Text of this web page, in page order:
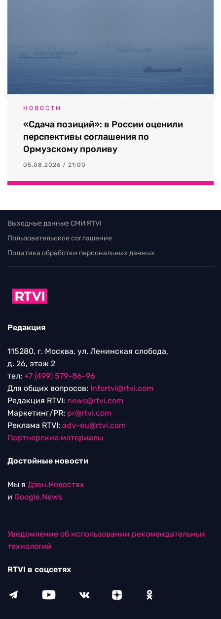
НОВОСТИ
«Сдача позиций»: в России оценили
перспективы соглашения по
Ормузскому проливу
05.08.2026 / 21:00
Выходные данные СМИ RTVI
Пользовательское соглашение
Политика обработки персональных данных
Редакция
115280, г. Москва, ул. Ленинская слобода,
д. 26, этаж 2
тел: +7 (499) 579-86-96
Для общих вопросов: Infortvi@rtvi.com
Редакция RTVI: news@rtvi.com
Маркетинг/PR: pr@rtvi.com
Реклама RTVI: adv-eu@rtvi.com
Партнерские материалы
Достойные новости
Мы в Дзен.Новостях
и Google.News
Уведомление об использовании рекомендательных
технологий
RTVI в соцсетях